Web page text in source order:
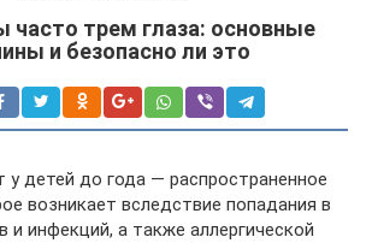
часто трем глаза: основные
и безопасно ли это
детей до года — распространенное
возникает вследствие попадания в
и инфекций, а также аллергической